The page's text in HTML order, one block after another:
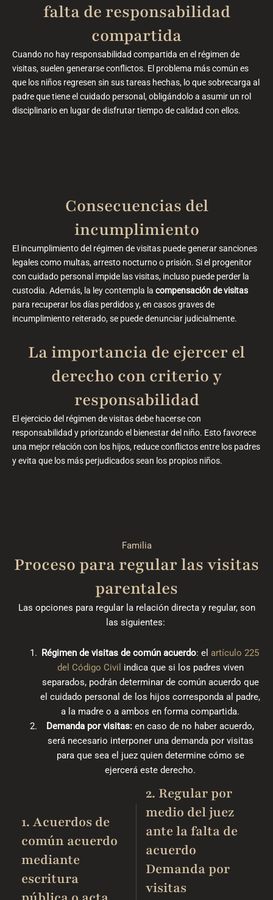
falta de responsabilidad
compartida
Cuando no hay responsabilidad compartida en el régimen de
visitas, suelen generarse conflictos. El problema más común es
que los niños regresen sin sus tareas hechas, lo que sobrecarga al
padre que tiene el cuidado personal, obligándolo a asumir un rol
disciplinario en lugar de disfrutar tiempo de calidad con ellos.
Consecuencias del
incumplimiento
El incumplimiento del régimen de visitas puede generar sanciones
legales como multas, arresto nocturno o prisión. Si el progenitor
con cuidado personal impide las visitas, incluso puede perder la
custodia. Además, la ley contempla la compensación de visitas
para recuperar los días perdidos y, en casos graves de
incumplimiento reiterado, se puede denunciar judicialmente.
La importancia de ejercer el
derecho con criterio y
responsabilidad
El ejercicio del régimen de visitas debe hacerse con
responsabilidad y priorizando el bienestar del niño. Esto favorece
una mejor relación con los hijos, reduce conflictos entre los padres
y evita que los más perjudicados sean los propios niños.
Familia
Proceso para regular las visitas
parentales
Las opciones para regular la relación directa y regular, son
las siguientes:
Régimen de visitas de común acuerdo: el artículo 225
del Código Civil indica que si los padres viven
separados, podrán determinar de común acuerdo que
el cuidado personal de los hijos corresponda al padre,
a la madre o a ambos en forma compartida.
Demanda por visitas: en caso de no haber acuerdo,
será necesario interponer una demanda por visitas
para que sea el juez quien determine cómo se
ejercerá este derecho.
1. Acuerdos de
común acuerdo
mediante
escritura
2. Regular por
medio del juez
ante la falta de
acuerdo
Demanda por
visitas